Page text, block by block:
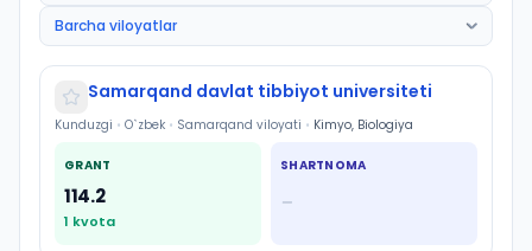
Samarqand davlat tibbiyot universiteti
Kunduzgi • O`zbek • Samarqand viloyati • Kimyo, Biologiya
GRANT
114.2
1 kvota
SHARTNOMA
—